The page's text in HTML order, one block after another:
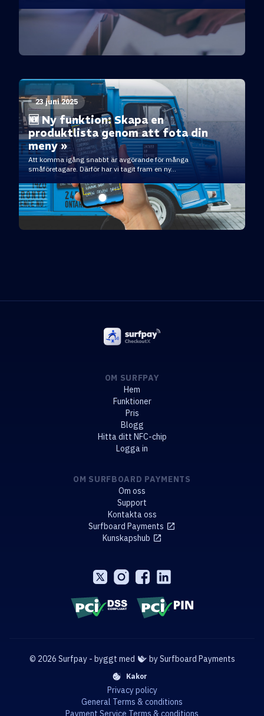
23 juni 2025
🆕 Ny funktion: Skapa en
produktlista genom att fota din
meny »
Att komma igång snabbt är avgörande för många
småföretagare. Därför har vi tagit fram en ny...
OM SURFPAY
Hem
Funktioner
Pris
Blogg
Hitta ditt NFC-chip
Logga in
OM SURFBOARD PAYMENTS
Om oss
Support
Kontakta oss
Surfboard Payments
Kunskapshub
© 2026 Surfpay - byggt med by Surfboard Payments
Kakor
Privacy policy
General Terms & conditions
Payment Service Terms & conditions